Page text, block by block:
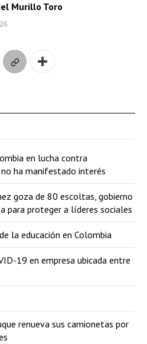
Murillo Toro
en lucha contra
ha manifestado interés
goza de 80 escoltas, gobierno
para proteger a líderes sociales
la educación en Colombia
19 en empresa ubicada entre
renueva sus camionetas por